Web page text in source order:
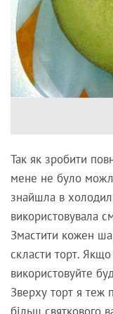
Так як зробити
мене не було
знайшла в
використовувала
Змастити кожен
скласти торт.
використовуйте
Зверху торт я теж